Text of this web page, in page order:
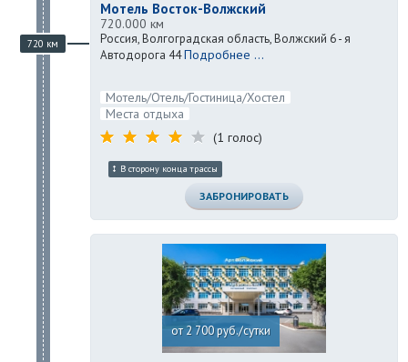
720 км
Мотель Восток-Волжский
720.000 км
Россия, Волгоградская область, Волжский 6 - я
Автодорога 44Подробнее ...
Мотель/Отель/Гостиница/Хостел
Места отдыха
(1 голос)
В сторону конца трассы
ЗАБРОНИРОВАТЬ
от 2 700 руб./сутки